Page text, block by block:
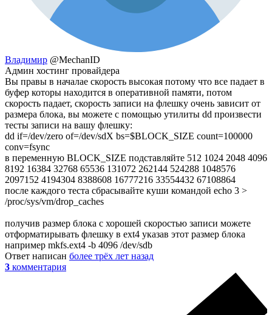
Владимир @MechanID
Админ хостинг провайдера
Вы правы в началае скорость высокая потому что все падает в
буфер которы находится в оперативной памяти, потом
скорость падает, скорость записи на флешку очень зависит от
размера блока, вы можете с помощью утилиты dd произвести
тесты записи на вашу флешку:
dd if=/dev/zero of=/dev/sdХ bs=$BLOCK_SIZE count=100000
conv=fsync
в переменную BLOCK_SIZE подставляйте 512 1024 2048 4096
8192 16384 32768 65536 131072 262144 524288 1048576
2097152 4194304 8388608 16777216 33554432 67108864
после каждого теста сбрасывайте куши командой echo 3 >
/proc/sys/vm/drop_caches
получив размер блока с хорошей скоростью записи можете
отформатирывать флешку в ext4 указав этот размер блока
например mkfs.ext4 -b 4096 /dev/sdb
Ответ написан более трёх лет назад
3 комментария